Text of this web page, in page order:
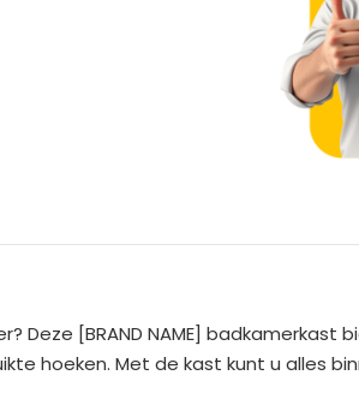
r
n
Deze [BRAND NAME]
hoeken. Met de kast kunt u alles